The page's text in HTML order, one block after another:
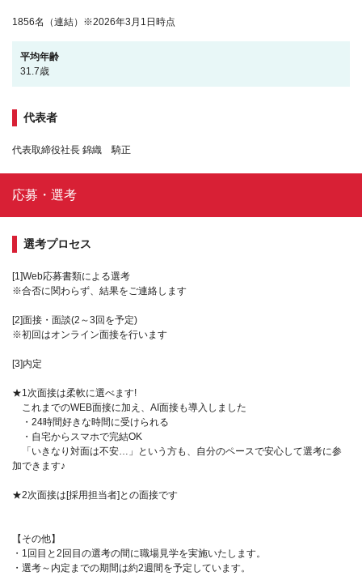
1856名（連結）※2026年3月1日時点
平均年齢
31.7歳
代表者
代表取締役社長 錦織 騎正
応募・選考
選考プロセス
[1]Web応募書類による選考
※合否に関わらず、結果をご連絡します
[2]面接・面談(2～3回を予定)
※初回はオンライン面接を行います
[3]内定
★1次面接は柔軟に選べます!
これまでのWEB面接に加え、AI面接も導入しました
・24時間好きな時間に受けられる
・自宅からスマホで完結OK
「いきなり対面は不安…」という方も、自分のペースで安心して選考に参
加できます♪
★2次面接は[採用担当者]との面接です
【その他】
・1回目と2回目の選考の間に職場見学を実施いたします。
・選考～内定までの期間は約2週間を予定しています。